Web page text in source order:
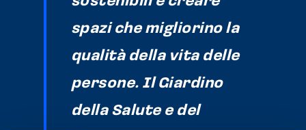
spazi che migliorino la
qualità della vita delle
persone. Il Giardino
della Salute e del